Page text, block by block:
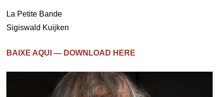
La Petite Bande
Sigiswald Kuijken
BAIXE AQUI — DOWNLOAD HERE